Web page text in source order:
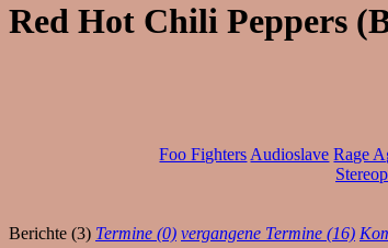
Red Hot Chili Peppers
Foo Fighters Audioslave Rage
Berichte (3) Termine (0) vergangene Termine (16)